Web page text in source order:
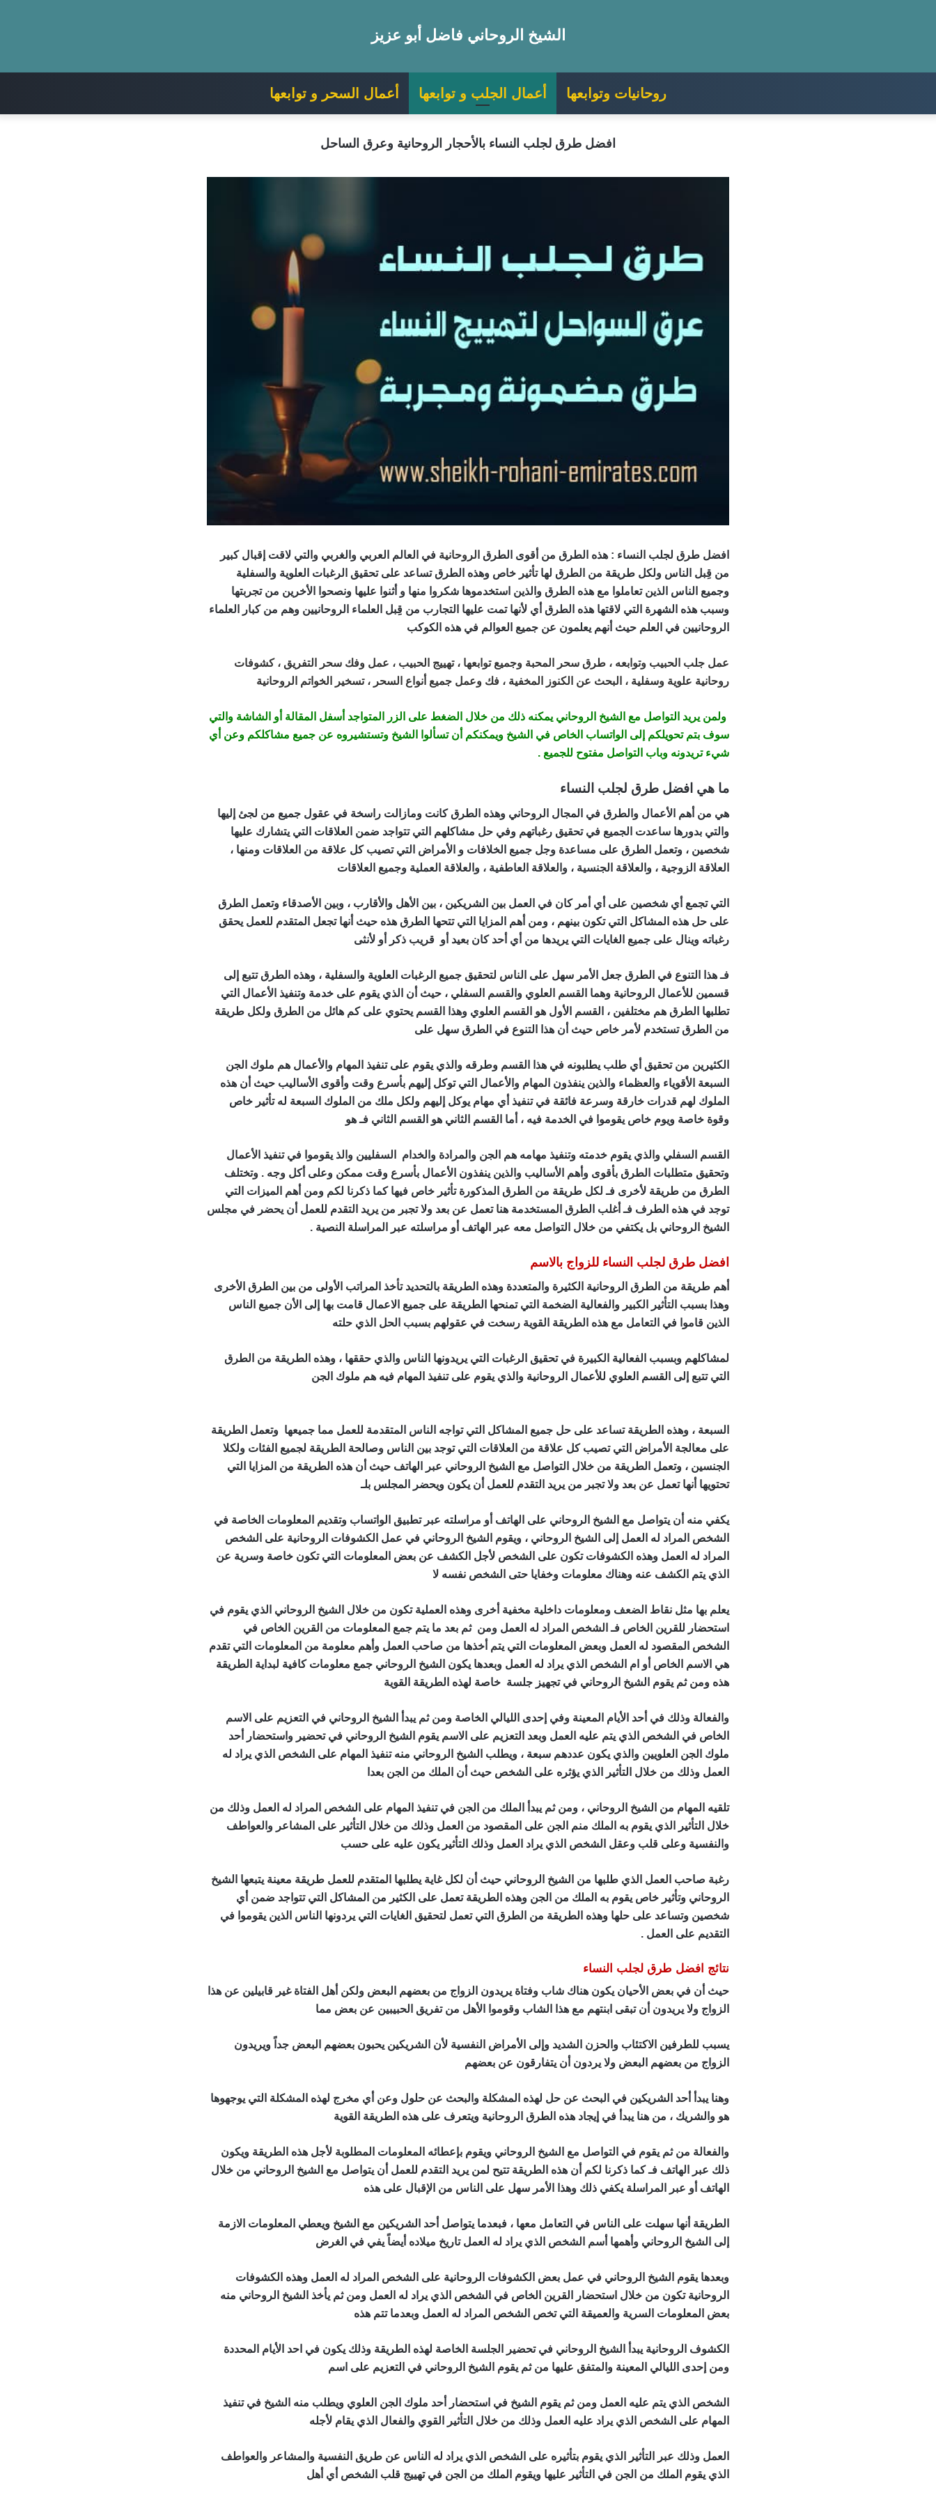
الشيخ الروحاني فاضل أبو عزيز
روحانيات وتوابعها أعمال الجلب و توابعها أعمال السحر و توابعها
افضل طرق لجلب النساء بالأحجار الروحانية وعرق الساحل
افضل طرق لجلب النساء : هذه الطرق من أقوى الطرق الروحانية في العالم العربي والغربي والتي لاقت إقبال كبير
من قِبل الناس ولكل طريقة من الطرق لها تأثير خاص وهذه الطرق تساعد على تحقيق الرغبات العلوية والسفلية
وجميع الناس الذين تعاملوا مع هذه الطرق والذين استخدموها شكروا منها و أثنوا عليها ونصحوا الأخرين من تجربتها
وسبب هذه الشهرة التي لاقتها هذه الطرق أي لأنها تمت عليها التجارب من قِبل العلماء الروحانيين وهم من كبار العلماء
الروحانيين في العلم حيث أنهم يعلمون عن جميع العوالم في هذه الكوكب
عمل جلب الحبيب وتوابعه ، طرق سحر المحبة وجميع توابعها ،تهييج الحبيب ، عمل وفك سحر التفريق ، كشوفات
روحانية علوية وسفلية ، البحث عن الكنوز المخفية ، فك وعمل جميع أنواع السحر ، تسخير الخواتم الروحانية
ولمن يريد التواصل مع الشيخ الروحاني يمكنه ذلك من خلال الضغط على الزر المتواجد أسفل المقالة أو الشاشة والتي
سوف بتم تحويلكم إلى الواتساب الخاص في الشيخ ويمكنكم أن تسألوا الشيخ وتستشيروه عن جميع مشاكلكم وعن أي
شيء تريدونه وباب التواصل مفتوح للجميع .
ما هي افضل طرق لجلب النساء
هي من أهم الأعمال والطرق في المجال الروحاني وهذه الطرق كانت ومازالت راسخة في عقول جميع من لجئ إليها
والتي بدورها ساعدت الجميع في تحقيق رغباتهم وفي حل مشاكلهم التي تتواجد ضمن العلاقات التي يتشارك عليها
شخصين ، وتعمل الطرق على مساعدة وجل جميع الخلافات و الأمراض التي تصيب كل علاقة من العلاقات ومنها ،
العلاقة الزوجية ، والعلاقة الجنسية ، والعلاقة العاطفية ، والعلاقة العملية وجميع العلاقات
التي تجمع أي شخصين على أي أمر كان في العمل بين الشريكين ، بين الأهل والأقارب ، وبين الأصدقاء وتعمل الطرق
على حل هذه المشاكل التي تكون بينهم ، ومن أهم المزايا التي تتحها الطرق هذه حيث أنها تجعل المتقدم للعمل يحقق
رغباته وينال على جميع الغايات التي يريدها من أي أحد كان بعيد أو قريب ذكر أو لأنثى
فـ هذا التنوع في الطرق جعل الأمر سهل على الناس لتحقيق جميع الرغبات العلوية والسفلية ، وهذه الطرق تتبع إلى
قسمين للأعمال الروحانية وهما القسم العلوي والقسم السفلي ، حيث أن الذي يقوم على خدمة وتنفيذ الأعمال التي
تطلبها الطرق هم مختلفين ، القسم الأول هو القسم العلوي وهذا القسم يحتوي على كم هائل من الطرق ولكل طريقة
من الطرق تستخدم لأمر خاص حيث أن هذا التنوع في الطرق سهل على
الكثيرين من تحقيق أي طلب يطلبونه في هذا القسم وطرقه والذي يقوم على تنفيذ المهام والأعمال هم ملوك الجن
السبعة الأقوياء والعظماء والذين ينفذون المهام والأعمال التي توكل إليهم بأسرع وقت وأقوى الأساليب حيث أن هذه
الملوك لهم قدرات خارقة وسرعة فائقة في تنفيذ أي مهام يوكل إليهم ولكل ملك من الملوك السبعة له تأثير خاص
وقوة خاصة ويوم خاص يقوموا في الخدمة فيه ، أما القسم الثاني هو القسم الثاني فـ هو
القسم السفلي والذي يقوم خدمته وتنفيذ مهامه هم الجن والمرادة والخدام السفليين والذ يقوموا في تنفيذ الأعمال
وتحقيق متطلبات الطرق بأقوى وأهم الأساليب والذين ينفذون الأعمال بأسرع وقت ممكن وعلى أكل وجه . وتختلف
الطرق من طريقة لأخرى فـ لكل طريقة من الطرق المذكورة تأثير خاص فيها كما ذكرنا لكم ومن أهم الميزات التي
توجد في هذه الطرف فـ أغلب الطرق المستخدمة هنا تعمل عن بعد ولا تجبر من يريد التقدم للعمل أن يحضر في مجلس
الشيخ الروحاني بل يكتفي من خلال التواصل معه عبر الهاتف أو مراسلته عبر المراسلة النصية .
افضل طرق لجلب النساء للزواج بالاسم
أهم طريقة من الطرق الروحانية الكثيرة والمتعددة وهذه الطريقة بالتحديد تأخذ المراتب الأولى من بين الطرق الأخرى
وهذا بسبب التأثير الكبير والفعالية الضخمة التي تمنحها الطريقة على جميع الاعمال قامت بها إلى الأن جميع الناس
الذين قاموا في التعامل مع هذه الطريقة القوية رسخت في عقولهم بسبب الحل الذي حلته
لمشاكلهم وبسبب الفعالية الكبيرة في تحقيق الرغبات التي يريدونها الناس والذي حققها ، وهذه الطريقة من الطرق
التي تتبع إلى القسم العلوي للأعمال الروحانية والذي يقوم على تنفيذ المهام فيه هم ملوك الجن
السبعة ، وهذه الطريقة تساعد على حل جميع المشاكل التي تواجه الناس المتقدمة للعمل مما جميعها وتعمل الطريقة
على معالجة الأمراض التي تصيب كل علاقة من العلاقات التي توجد بين الناس وصالحة الطريقة لجميع الفئات ولكلا
الجنسين ، وتعمل الطريقة من خلال التواصل مع الشيخ الروحاني عبر الهاتف حيث أن هذه الطريقة من المزايا التي
تحتويها أنها تعمل عن بعد ولا تجبر من يريد التقدم للعمل أن يكون ويحضر المجلس بلـ
يكفي منه أن يتواصل مع الشيخ الروحاني على الهاتف أو مراسلته عبر تطبيق الواتساب وتقديم المعلومات الخاصة في
الشخص المراد له العمل إلى الشيخ الروحاني ، ويقوم الشيخ الروحاني في عمل الكشوفات الروحانية على الشخص
المراد له العمل وهذه الكشوفات تكون على الشخص لأجل الكشف عن بعض المعلومات التي تكون خاصة وسرية عن
الذي يتم الكشف عنه وهناك معلومات وخفايا حتى الشخص نفسه لا
يعلم بها مثل نقاط الضعف ومعلومات داخلية مخفية أخرى وهذه العملية تكون من خلال الشيخ الروحاني الذي يقوم في
استحضار للقرين الخاص فـ الشخص المراد له العمل ومن ثم بعد ما يتم جمع المعلومات من القرين الخاص في
الشخص المقصود له العمل وبعض المعلومات التي يتم أخذها من صاحب العمل وأهم معلومة من المعلومات التي تقدم
هي الاسم الخاص أو ام الشخص الذي يراد له العمل وبعدها يكون الشيخ الروحاني جمع معلومات كافية لبداية الطريقة
هذه ومن ثم يقوم الشيخ الروحاني في تجهيز جلسة خاصة لهذه الطريقة القوية
والفعالة وذلك في أحد الأيام المعينة وفي إحدى الليالي الخاصة ومن ثم يبدأ الشيخ الروحاني في التعزيم على الاسم
الخاص في الشخص الذي يتم عليه العمل وبعد التعزيم على الاسم يقوم الشيخ الروحاني في تحضير واستحضار أحد
ملوك الجن العلويين والذي يكون عددهم سبعة ، ويطلب الشيخ الروحاني منه تنفيذ المهام على الشخص الذي يراد له
العمل وذلك من خلال التأثير الذي يؤثره على الشخص حيث أن الملك من الجن بعدا
تلقيه المهام من الشيخ الروحاني ، ومن ثم يبدأ الملك من الجن في تنفيذ المهام على الشخص المراد له العمل وذلك من
خلال التأثير الذي يقوم به الملك منم الجن على المقصود من العمل وذلك من خلال التأثير على المشاعر والعواطف
والنفسية وعلى قلب وعقل الشخص الذي يراد العمل وذلك التأثير يكون عليه على حسب
رغبة صاحب العمل الذي طلبها من الشيخ الروحاني حيث أن لكل غاية يطلبها المتقدم للعمل طريقة معينة يتبعها الشيخ
الروحاني وتأثير خاص يقوم به الملك من الجن وهذه الطريقة تعمل على الكثير من المشاكل التي تتواجد ضمن أي
شخصين وتساعد على حلها وهذه الطريقة من الطرق التي تعمل لتحقيق الغايات التي يردونها الناس الذين يقوموا في
التقديم على العمل .
نتائج افضل طرق لجلب النساء
حيث أن في بعض الأحيان يكون هناك شاب وفتاة يريدون الزواج من بعضهم البعض ولكن أهل الفتاة غير قابيلين عن هذا
الزواج ولا يريدون أن تبقى ابنتهم مع هذا الشاب وقوموا الأهل من تفريق الحبيبين عن بعض مما
يسبب للطرفين الاكتئاب والحزن الشديد وإلى الأمراض النفسية لأن الشريكين يحبون بعضهم البعض جداً ويريدون
الزواج من بعضهم البعض ولا يردون أن يتفارقون عن بعضهم
وهنا يبدأ أحد الشريكين في البحث عن حل لهذه المشكلة والبحث عن حلول وعن أي مخرج لهذه المشكلة التي يوجهوها
هو والشريك ، من هنا يبدأ في إيجاد هذه الطرق الروحانية ويتعرف على هذه الطريقة القوية
والفعالة من ثم يقوم في التواصل مع الشيخ الروحاني ويقوم بإعطائه المعلومات المطلوبة لأجل هذه الطريقة ويكون
ذلك عبر الهاتف فـ كما ذكرنا لكم أن هذه الطريقة تتيح لمن يريد التقدم للعمل أن يتواصل مع الشيخ الروحاني من خلال
الهاتف أو عبر المراسلة يكفي ذلك وهذا الأمر سهل على الناس من الإقبال على هذه
الطريقة أنها سهلت على الناس في التعامل معها ، فبعدما يتواصل أحد الشريكين مع الشيخ ويعطي المعلومات الازمة
إلى الشيخ الروحاني وأهمها أسم الشخص الذي يراد له العمل تاريخ ميلاده أيضاً يفي في الغرض
وبعدها يقوم الشيخ الروحاني في عمل بعض الكشوفات الروحانية على الشخص المراد له العمل وهذه الكشوفات
الروحانية تكون من خلال استحضار القرين الخاص في الشخص الذي يراد له العمل ومن ثم يأخذ الشيخ الروحاني منه
بعض المعلومات السرية والعميقة التي تخص الشخص المراد له العمل وبعدما تتم هذه
الكشوف الروحانية يبدأ الشيخ الروحاني في تحضير الجلسة الخاصة لهذه الطريقة وذلك يكون في احد الأيام المحددة
ومن إحدى الليالي المعينة والمتفق عليها من ثم يقوم الشيخ الروحاني في التعزيم على اسم
الشخص الذي يتم عليه العمل ومن ثم يقوم الشيخ في استحضار أحد ملوك الجن العلوي ويطلب منه الشيخ في تنفيذ
المهام على الشخص الذي يراد عليه العمل وذلك من خلال التأثير القوي والفعال الذي يقام لأجله
العمل وذلك عبر التأثير الذي يقوم بتأثيره على الشخص الذي يراد له الناس عن طريق النفسية والمشاعر والعواطف
الذي يقوم الملك من الجن في التأثير عليها ويقوم الملك من الجن في تهييج قلب الشخص أي أهل